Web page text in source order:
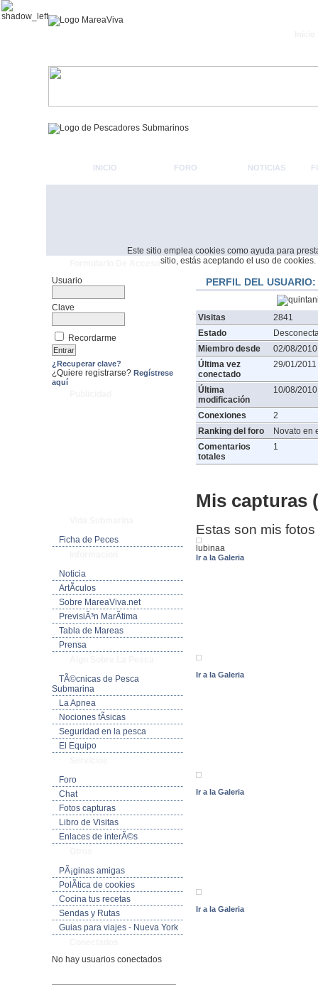
Este sitio emplea cookies como ayuda para
sitio, estás aceptando el uso de cookies.
INICIO FORO NOTICIAS
Usuario
Clave
Recordarme
¿Recuperar clave?
¿Quiere registrarse? Regístrese
aquí
Ficha de Peces
Noticia
ArtÃ­culos
Sobre MareaViva.net
PrevisiÃ³n MarÃ­tima
Tabla de Mareas
Prensa
TÃ©cnicas de Pesca
Submarina
La Apnea
Nociones fÃ­sicas
Seguridad en la pesca
El Equipo
Foro
Chat
Fotos capturas
Libro de Visitas
Enlaces de interÃ©s
PÃ¡ginas amigas
PolÃ­tica de cookies
Cocina tus recetas
Sendas y Rutas
Guias para viajes - Nueva York
No hay usuarios conectados
PERFIL DEL
Visitas
2841
Estado
Miembro desde
02/08/
Última vez
conectado
29/01/
Última
modificación
10/08/
Conexiones
2
Ranking del foro
Novato en
Comentarios
totales
1
Mis capturas
Estas son mis
lubinaa
Ir a la Galeria
Ir a la Galeria
Ir a la Galeria
Ir a la Galeria